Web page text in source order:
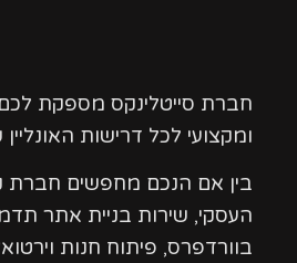
חברת סייטלינקס מספקת
ומקצועי לכל דרישות
בין אם הנכם מחפשים חברת
העסקי, שירות בניית אתר
בוורדפרס, פיתוח חנות